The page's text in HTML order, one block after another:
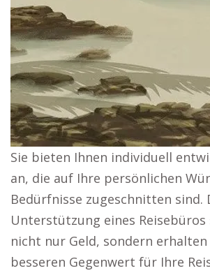
Sie bieten Ihnen individuell
an, die auf Ihre persönlichen
Bedürfnisse zugeschnitten sind.
Unterstützung eines Reisebüros
nicht nur Geld, sondern erhalten
besseren Gegenwert für Ihre